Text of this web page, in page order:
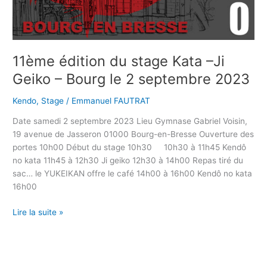
11ème édition du stage Kata –Ji
Geiko – Bourg le 2 septembre 2023
Kendo, Stage / Emmanuel FAUTRAT
Date samedi 2 septembre 2023 Lieu Gymnase Gabriel Voisin,
19 avenue de Jasseron 01000 Bourg-en-Bresse Ouverture des
portes 10h00 Début du stage 10h30 10h30 à 11h45 Kendô
no kata 11h45 à 12h30 Ji geiko 12h30 à 14h00 Repas tiré du
sac… le YUKEIKAN offre le café 14h00 à 16h00 Kendô no kata
16h00
Lire la suite »